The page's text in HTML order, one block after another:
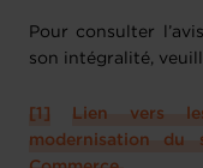
Pour consulter
son intégralité,
[1]
Lien vers
modernisation du